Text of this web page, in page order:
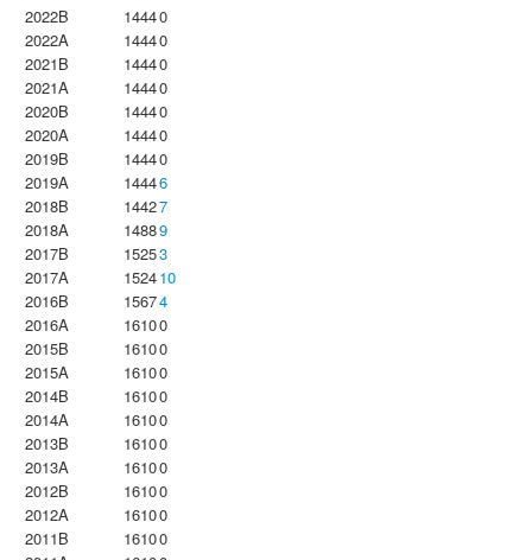
2022B
14440
2022A
14440
2021B
14440
2021A
14440
2020B
14440
2020A
14440
2019B
14440
2019A
14446
2018B
14427
2018A
14889
2017B
15253
2017A
152410
2016B
15674
2016A
16100
2015B
16100
2015A
16100
2014B
16100
2014A
16100
2013B
16100
2013A
16100
2012B
16100
2012A
16100
2011B
16100